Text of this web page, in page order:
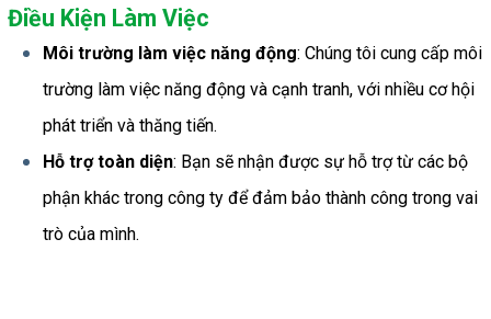
Điều Kiện Làm Việc
Môi trường làm việc năng động: Chúng tôi cung cấp môi
trường làm việc năng động và cạnh tranh, với nhiều cơ hội
phát triển và thăng tiến.
Hỗ trợ toàn diện: Bạn sẽ nhận được sự hỗ trợ từ các bộ
phận khác trong công ty để đảm bảo thành công trong vai
trò của mình.